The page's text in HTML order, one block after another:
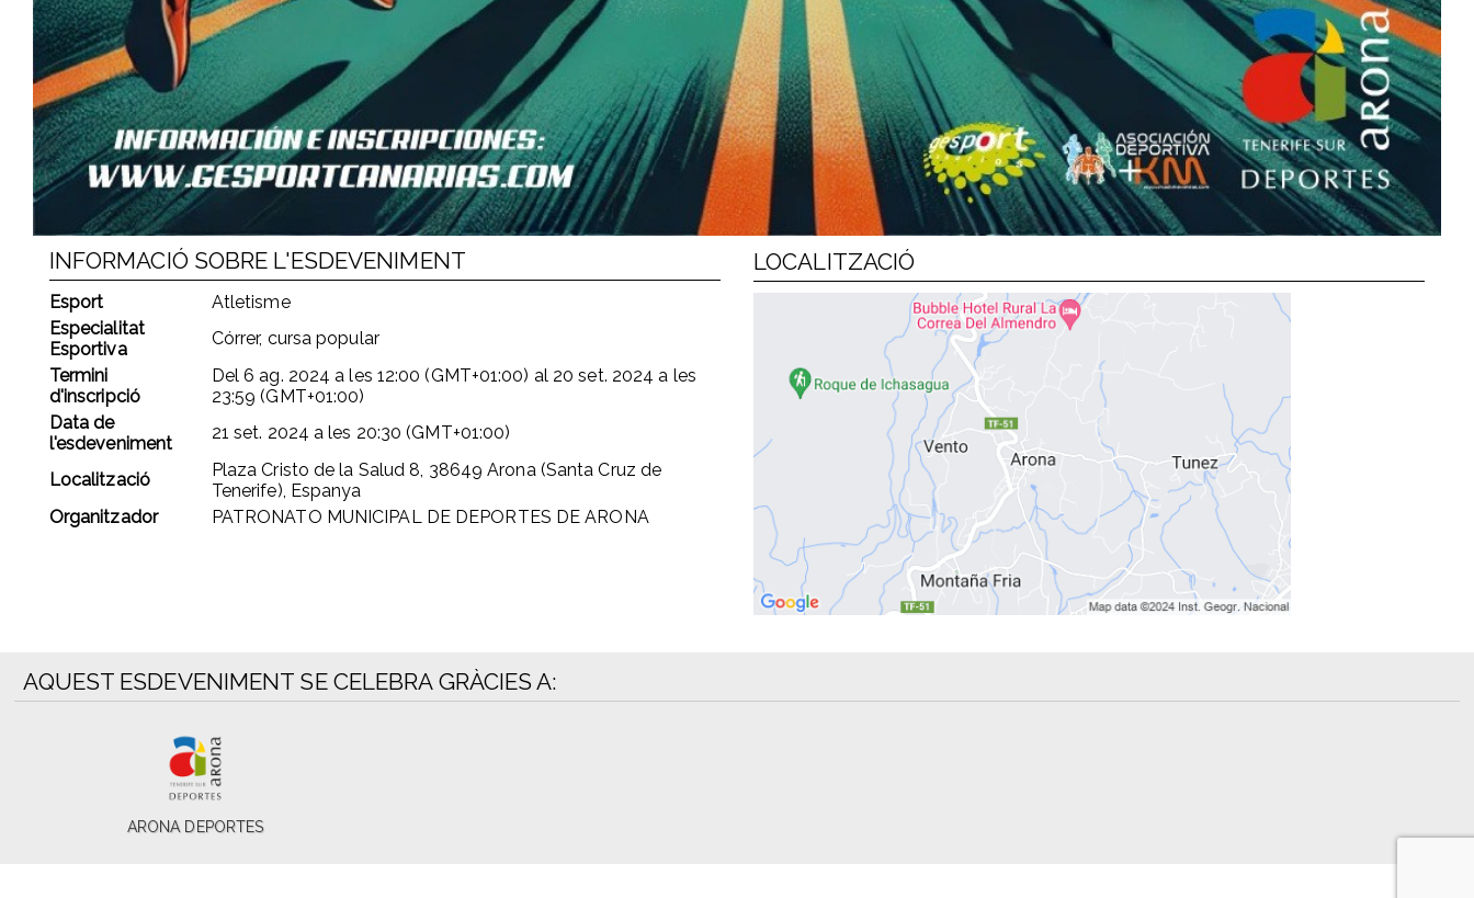
INFORMACIÓ SOBRE L'ESDEVENIMENT
Esport
Atletisme
Especialitat
Esportiva
Córrer, cursa popular
Termini
d'inscripció
Del6 ag. 2024 a les 12:00 (GMT+01:00) al 20 set. 2024 a les
23:59 (GMT+01:00)
Data de
l'esdeveniment
21 set. 2024 a les 20:30 (GMT+01:00)
Localització
Plaza Cristo de la Salud 8, 38649 Arona (Santa Cruz de
Tenerife), Espanya
Organitzador
PATRONATO MUNICIPAL DE DEPORTES DE ARONA
LOCALITZACIÓ
AQUEST ESDEVENIMENT SE CELEBRA GRÀCIES A:
ARONA DEPORTES